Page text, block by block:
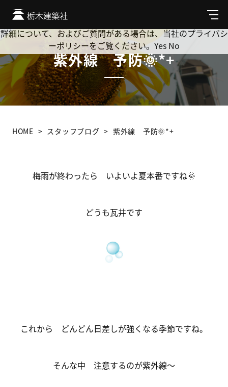
メ
ニ
ュ
紫外線 予防🌞*+
HOME スタッフブログ 紫外線 予防🌞*+
梅雨が終わったら いよいよ夏本番ですね🌞
どうも瓦井です
これから どんどん日差しが強くなる季節ですね。
そんな中 注意するのが紫外線～
Cookie を使用して、お客様の活動を追跡してもよろしいです
か? 当社ではお客様のプライバシーを極めて重視しています。
詳細について、およびご質問がある場合は、当社のプライバシ
ーポリシーをご覧ください。 Yes No